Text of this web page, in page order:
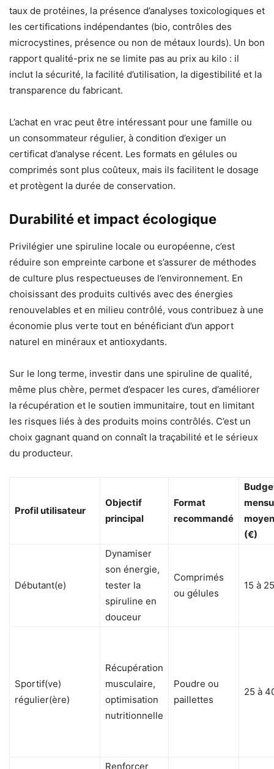
taux de protéines, la présence d’analyses toxicologiques et
les certifications indépendantes (bio, contrôles des
microcystines, présence ou non de métaux lourds). Un bon
rapport qualité-prix ne se limite pas au prix au kilo : il
inclut la sécurité, la facilité d’utilisation, la digestibilité et la
transparence du fabricant.
L’achat en vrac peut être intéressant pour une famille ou
un consommateur régulier, à condition d’exiger un
certificat d’analyse récent. Les formats en gélules ou
comprimés sont plus coûteux, mais ils facilitent le dosage
et protègent la durée de conservation.
Durabilité et impact écologique
Privilégier une spiruline locale ou européenne, c’est
réduire son empreinte carbone et s’assurer de méthodes
de culture plus respectueuses de l’environnement. En
choisissant des produits cultivés avec des énergies
renouvelables et en milieu contrôlé, vous contribuez à une
économie plus verte tout en bénéficiant d’un apport
naturel en minéraux et antioxydants.
Sur le long terme, investir dans une spiruline de qualité,
même plus chère, permet d’espacer les cures, d’améliorer
la récupération et le soutien immunitaire, tout en limitant
les risques liés à des produits moins contrôlés. C’est un
choix gagnant quand on connaît la traçabilité et le sérieux
du producteur.
Profil utilisateur
Objectif
principal
Format
recommandé
moyen
(€)
Débutant(e)
Dynamiser
son énergie,
tester la
spiruline en
douceur
Comprimés
ou gélules
15 à 25
Sportif(ve)
régulier(ère)
Récupération
musculaire,
optimisation
nutritionnelle
Poudre ou
paillettes
25 à
Renforcer